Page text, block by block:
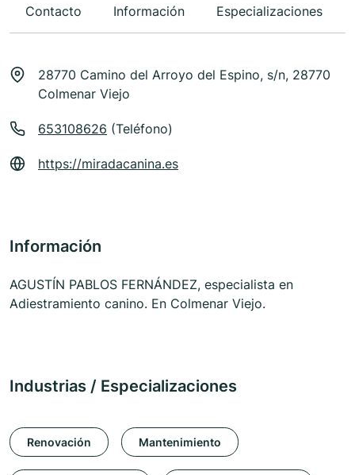
Contacto Información Especializaciones
28770 Camino del Arroyo del Espino, s/n, 28770
Colmenar Viejo
653108626 (Teléfono)
https://miradacanina.es
Información
AGUSTÍN PABLOS FERNÁNDEZ, especialista en
Adiestramiento canino. En Colmenar Viejo.
Industrias / Especializaciones
Renovación Mantenimiento